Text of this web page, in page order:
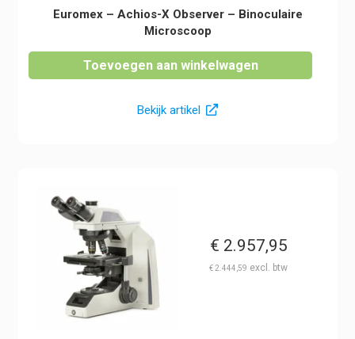
Euromex – Achios-X Observer – Binoculaire
Microscoop
Toevoegen aan winkelwagen
Bekijk artikel
€ 2.957,95
€2.444,59